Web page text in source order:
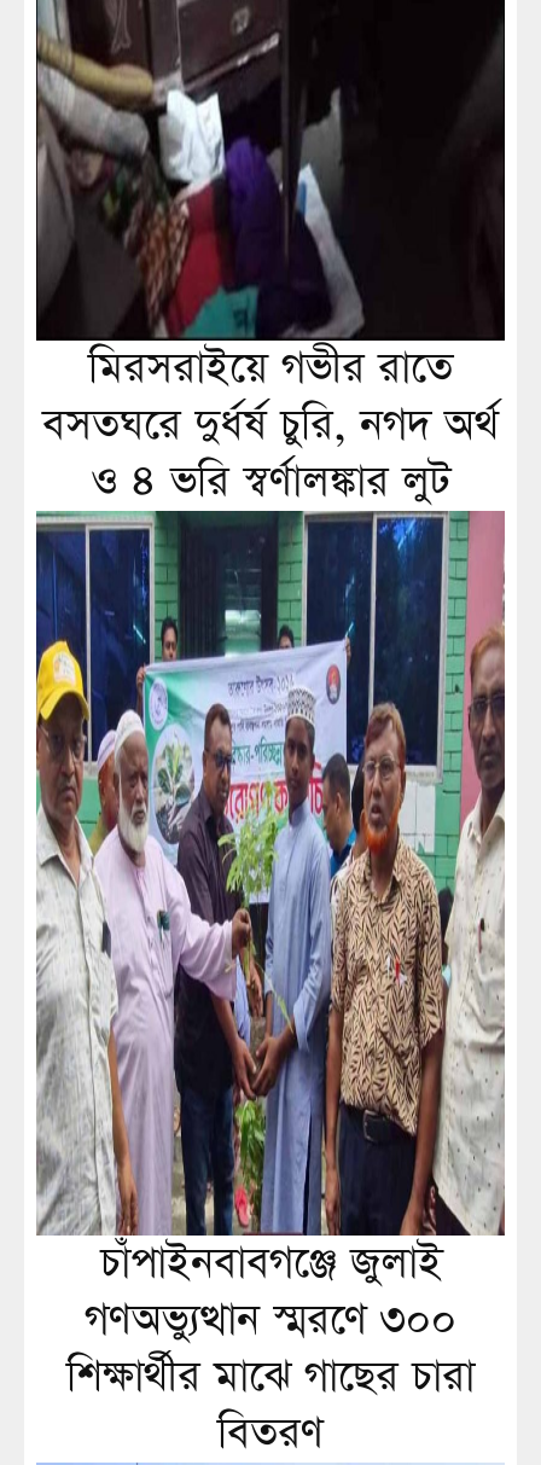
মিরসরাইয়ে গভীর রাতে
বসতঘরে দুর্ধর্ষ চুরি, নগদ অর্থ
ও ৪ ভরি স্বর্ণালঙ্কার লুট
চাঁপাইনবাবগঞ্জে জুলাই
গণঅভ্যুত্থান স্মরণে ৩০০
শিক্ষার্থীর মাঝে গাছের চারা
বিতরণ